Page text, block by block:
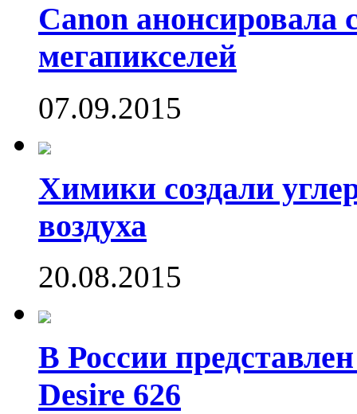
Canon анонсировала
мегапикселей
07.09.2015
Химики создали
воздуха
20.08.2015
В России
Desire 626